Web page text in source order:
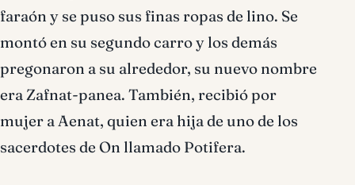
faraón y se puso sus finas ropas de lino. Se
montó en su segundo carro y los demás
pregonaron a su alrededor, su nuevo nombre
era Zafnat-panea. También, recibió por
mujer a Aenat, quien era hija de uno de los
sacerdotes de On llamado Potifera.